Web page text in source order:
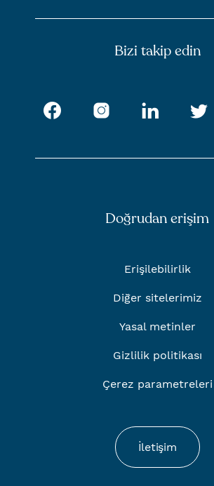
Bizi takip edin
Facebook Instagram LinkedIn
Doğrudan erişim
Erişilebilirlik
Diğer sitelerimiz
Yasal metinler
Gizlilik politikası
Çerez parametreleri
İletişim